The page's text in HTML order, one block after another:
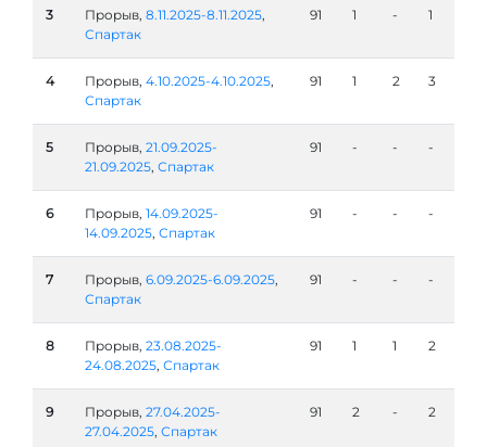
3 Прорыв, 8.11.2025-8.11.2025,
Спартак
91 1 - 1
4 Прорыв, 4.10.2025-4.10.2025,
Спартак
91 1 2 3
5 Прорыв, 21.09.2025-
21.09.2025, Спартак
91 - - -
6 Прорыв, 14.09.2025-
14.09.2025, Спартак
91 - - -
7 Прорыв, 6.09.2025-6.09.2025,
Спартак
91 - - -
8 Прорыв, 23.08.2025-
24.08.2025, Спартак
91 1 1 2
9 Прорыв, 27.04.2025-
27.04.2025, Спартак
91 2 - 2